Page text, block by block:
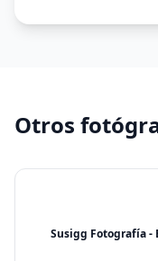
Otros
Susigg Fotografía -